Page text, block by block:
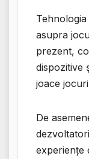
asupra
prezent,
dispozitive
joace
De
experiențe